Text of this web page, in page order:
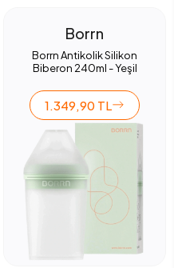
Borrn
Borrn Antikolik Silikon
Biberon 240ml - Yeşil
1.349,90 TL